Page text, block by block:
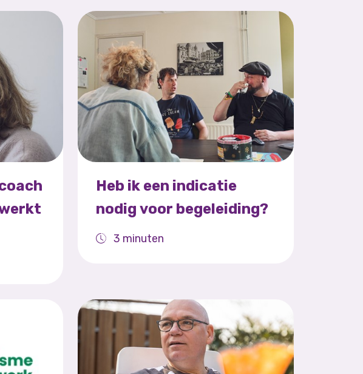
Heb ik een indicatie
nodig voor begeleiding?
3 minuten